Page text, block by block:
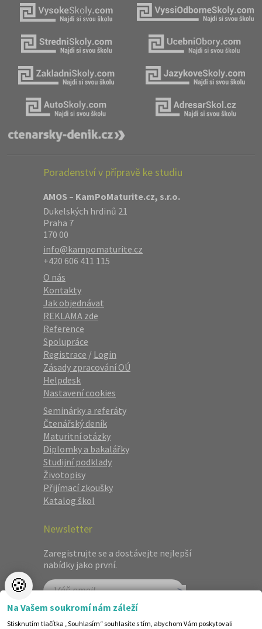
Poradenství v přípravě ke studiu
AMOS – KamPoMaturite.cz, s.r.o.
Dukelských hrdinů 21
Praha 7
170 00
info@kampomaturite.cz
+420 606 411 115
O nás
Kontakty
Jak objednávat
REKLAMA zde
Reference
Spolupráce
Registrace / Login
Zásady zpracování OÚ
Helpdesk
Nastavení cookies
Seminárky a referáty
Čtenářský deník
Maturitní otázky
Diplomky a bakalářky
Studijní podklady
Životopisy
Přijímací zkoušky
Katalog škol
Newsletter
Zaregistrujte se a dostávejte nejlepší
nabídky jako první.
🍪
Na Vašem soukromí nám záleží
Stisknutím tlačítka „Souhlasím“ souhlasíte s tím, abychom Vám poskytovali